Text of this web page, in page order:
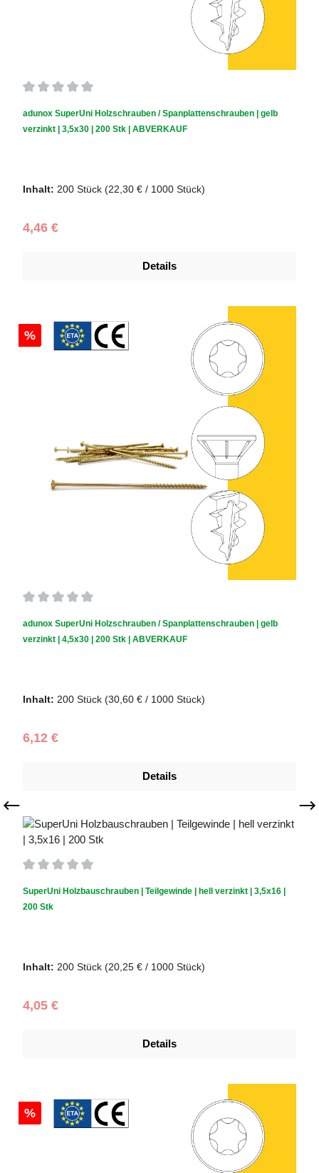
adunox SuperUni Holzschrauben / Spanplattenschrauben | gelb
verzinkt | 3,5x30 | 200 Stk | ABVERKAUF
Inhalt: 200 Stück (22,30 € / 1000 Stück)
Regulärer Preis:
4,46 €
Details
%
adunox SuperUni Holzschrauben / Spanplattenschrauben | gelb
verzinkt | 4,5x30 | 200 Stk | ABVERKAUF
Inhalt: 200 Stück (30,60 € / 1000 Stück)
Regulärer Preis:
6,12 €
Details
SuperUni Holzbauschrauben | Teilgewinde | hell verzinkt | 3,5x16 |
200 Stk
Inhalt: 200 Stück (20,25 € / 1000 Stück)
Regulärer Preis:
4,05 €
Details
%